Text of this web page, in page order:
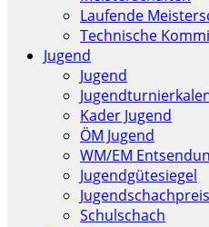
Laufende
Technische
Jugend
Jugend
Kader Jugend
ÖM Jugend
WM/EM
Jugendgütesiegel
Jugendschachpreis
Schulschach